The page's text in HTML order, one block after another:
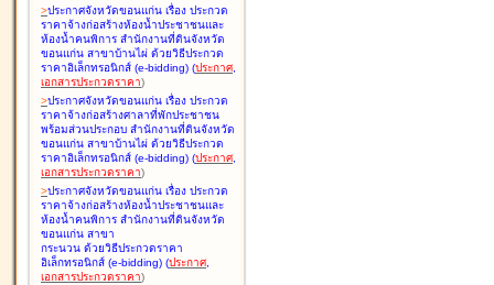
>ประกาศจังหวัดขอนแก่น เรื่อง ประกวด
ราคาจ้างก่อสร้างห้องน้ำประชาชนและ
ห้องน้ำคนพิการ สำนักงานที่ดินจังหวัด
ขอนแก่น สาขาบ้านไผ่ ด้วยวิธีประกวด
ราคาอิเล็กทรอนิกส์ (e-bidding) (ประกาศ,
เอกสารประกวดราคา)
>ประกาศจังหวัดขอนแก่น เรื่อง ประกวด
ราคาจ้างก่อสร้างศาลาที่พักประชาชน
พร้อมส่วนประกอบ สำนักงานที่ดินจังหวัด
ขอนแก่น สาขาบ้านไผ่ ด้วยวิธีประกวด
ราคาอิเล็กทรอนิกส์ (e-bidding) (ประกาศ,
เอกสารประกวดราคา)
>ประกาศจังหวัดขอนแก่น เรื่อง ประกวด
ราคาจ้างก่อสร้างห้องน้ำประชาชนและ
ห้องน้ำคนพิการ สำนักงานที่ดินจังหวัด
ขอนแก่น สาขา
กระนวน ด้วยวิธีประกวดราคา
อิเล็กทรอนิกส์ (e-bidding) (ประกาศ,
เอกสารประกวดราคา)